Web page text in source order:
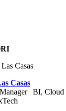
Casas
| BI,